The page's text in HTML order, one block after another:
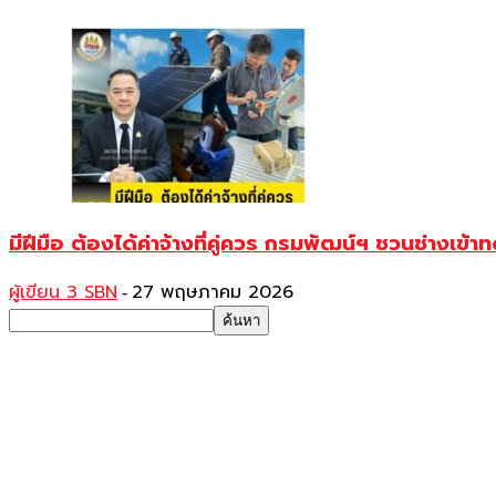
มีฝีมือ ต้องได้ค่าจ้างที่คู่ควร กรมพัฒน์ฯ ชวนช่างเข้า
ผู้เขียน 3 SBN - 27 พฤษภาคม 2026